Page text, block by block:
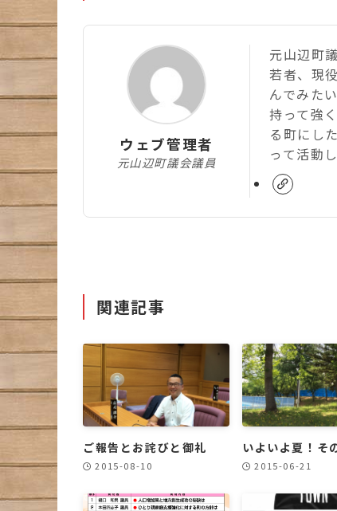
ウェブ管理者
元山辺町議会議員
元山辺町
若者、現
んでみた
持って強
る町にし
って活動
関連記事
ご報告とお詫びと御礼
2015-08-10
いよいよ夏！そ
2015-06-21